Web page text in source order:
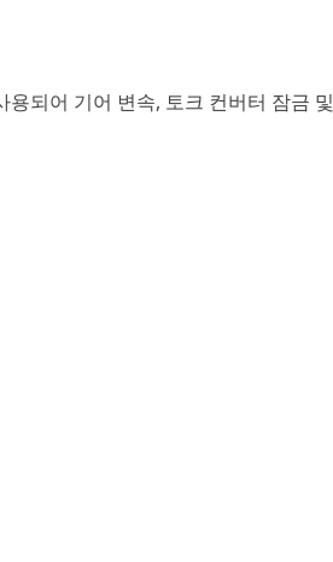
되어 기어 변속, 토크 컨버터 잠금